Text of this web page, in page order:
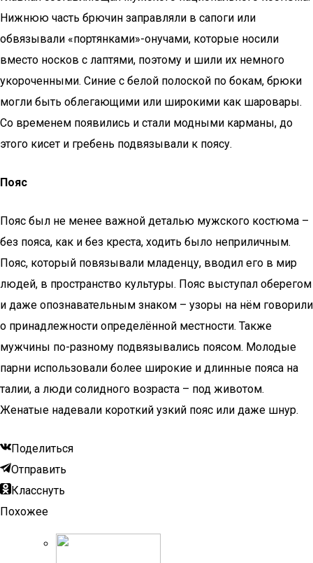
Нижнюю часть брючин заправляли в сапоги или
обвязывали «портянками»-онучами, которые носили
вместо носков с лаптями, поэтому и шили их немного
укороченными. Синие с белой полоской по бокам, брюки
могли быть облегающими или широкими как шаровары.
Со временем появились и стали модными карманы, до
этого кисет и гребень подвязывали к поясу.
Пояс
Пояс был не менее важной деталью мужского костюма –
без пояса, как и без креста, ходить было неприличным.
Пояс, который повязывали младенцу, вводил его в мир
людей, в пространство культуры. Пояс выступал оберегом
и даже опознавательным знаком – узоры на нём говорили
о принадлежности определённой местности. Также
мужчины по-разному подвязывались поясом. Молодые
парни использовали более широкие и длинные пояса на
талии, а люди солидного возраста – под животом.
Женатые надевали короткий узкий пояс или даже шнур.
Поделиться
Отправить
Класснуть
Похожее